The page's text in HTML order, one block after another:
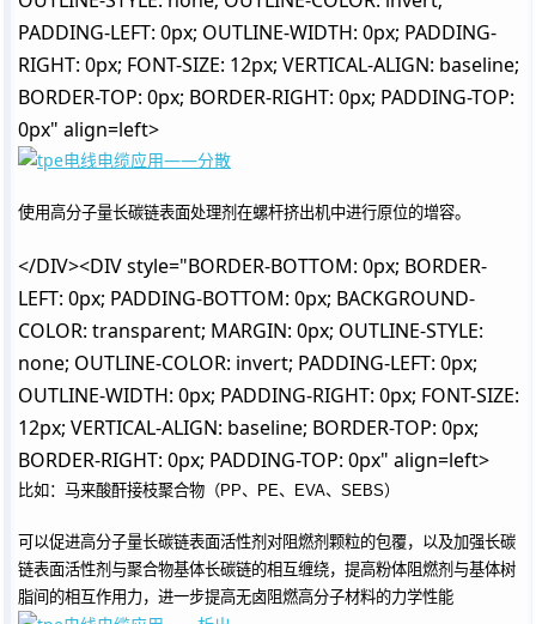
PADDING-LEFT: 0px; OUTLINE-WIDTH: 0px; PADDING-
RIGHT: 0px; FONT-SIZE: 12px; VERTICAL-ALIGN: baseline;
BORDER-TOP: 0px; BORDER-RIGHT: 0px; PADDING-TOP:
0px" align=left>
使用高分子量长碳链表面处理剂在螺杆挤出机中进行原位的增容。
</DIV><DIV style="BORDER-BOTTOM: 0px; BORDER-
LEFT: 0px; PADDING-BOTTOM: 0px; BACKGROUND-
COLOR: transparent; MARGIN: 0px; OUTLINE-STYLE:
none; OUTLINE-COLOR: invert; PADDING-LEFT: 0px;
OUTLINE-WIDTH: 0px; PADDING-RIGHT: 0px; FONT-SIZE:
12px; VERTICAL-ALIGN: baseline; BORDER-TOP: 0px;
BORDER-RIGHT: 0px; PADDING-TOP: 0px" align=left>
比如：马来酸酐接枝聚合物（PP、PE、EVA、SEBS）
可以促进高分子量长碳链表面活性剂对阻燃剂颗粒的包覆，以及加强长碳
链表面活性剂与聚合物基体长碳链的相互缠绕，提高粉体阻燃剂与基体树
脂间的相互作用力，进一步提高无卤阻燃高分子材料的力学性能